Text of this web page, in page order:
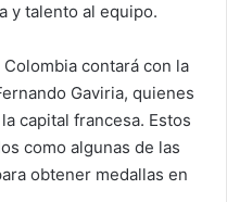
y talento al equipo.
contará con la
Gaviria, quienes
capital francesa. Estos
como algunas de las
obtener medallas en